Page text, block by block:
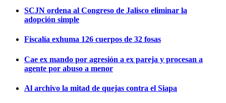
SCJN ordena al Congreso de Jalisco eliminar la
adopción simple
Fiscalía exhuma 126 cuerpos de 32 fosas
Cae ex mando por agresión a ex pareja y procesan a
agente por abuso a menor
Al archivo la mitad de quejas contra el Siapa